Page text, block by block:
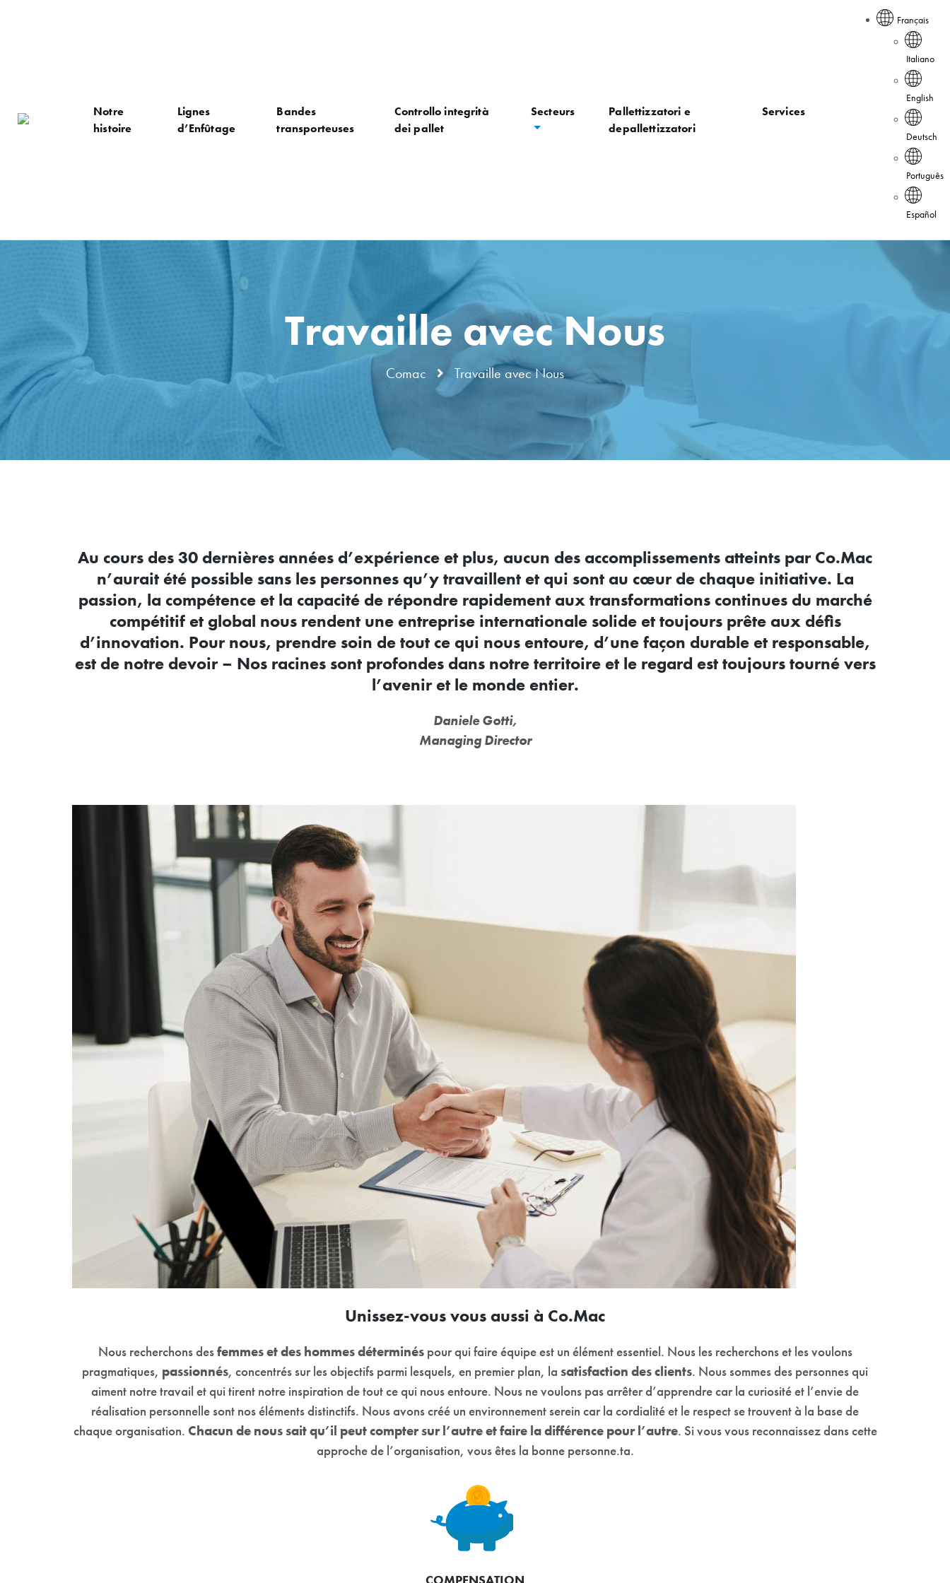
Notre
histoire
Lignes
d’Enfûtage
Bandes
transporteuses
Controllo integrità
dei pallet
Secteurs
Pallettizzatori e
depallettizzatori
Services
Français
Italiano
English
Deutsch
Português
Español
Travaille avec Nous
Comac Travaille avec Nous
Au cours des 30 dernières années d’expérience et plus, aucun des accomplissements atteints par Co.Mac
n’aurait été possible sans les personnes qu’y travaillent et qui sont au cœur de chaque initiative. La
passion, la compétence et la capacité de répondre rapidement aux transformations continues du marché
compétitif et global nous rendent une entreprise internationale solide et toujours prête aux défis
d’innovation. Pour nous, prendre soin de tout ce qui nous entoure, d’une façon durable et responsable,
est de notre devoir – Nos racines sont profondes dans notre territoire et le regard est toujours tourné vers
l’avenir et le monde entier.
Daniele Gotti,
Managing Director
Unissez-vous vous aussi à Co.Mac
Nous recherchons desfemmes et des hommes déterminéspour qui faire équipe est un élément essentiel. Nous les recherchons et les voulons
pragmatiques, passionnés, concentrés sur les objectifs parmi lesquels, en premier plan, la satisfaction des clients. Nous sommes des personnes qui
aiment notre travail et qui tirent notre inspiration de tout ce qui nous entoure. Nous ne voulons pas arrêter d’apprendre car la curiosité et l’envie de
réalisation personnelle sont nos éléments distinctifs. Nous avons créé un environnement serein car la cordialité et le respect se trouvent à la base de
chaque organisation. Chacun de nous sait qu’il peut compter sur l’autre et faire la différence pour l’autre. Si vous vous reconnaissez dans cette
approche de l’organisation, vous êtes la bonne personne.ta.